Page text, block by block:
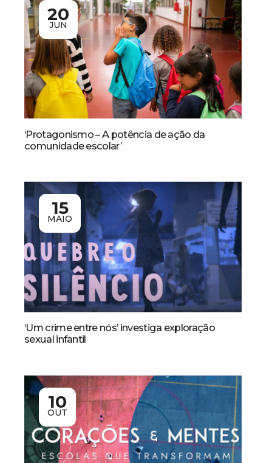
20
JUN
‘Protagonismo – A potência de ação da
comunidade escolar’
15
MAIO
‘Um crime entre nós’ investiga exploração
sexual infantil
10
OUT